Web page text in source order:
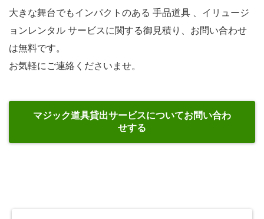
大きな舞台でもインパクトのある 手品道具 、イリュージ
ョンレンタル サービスに関する御見積り、お問い合わせ
は無料です。
お気軽にご連絡くださいませ。
マジック道具貸出サービスについてお問い合わ
せする